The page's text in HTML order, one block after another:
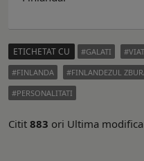
ETICHETAT CU GALATI
FINLANDA
FINLANDEZUL
PERSONALITATI
Citit 883 ori Ultima